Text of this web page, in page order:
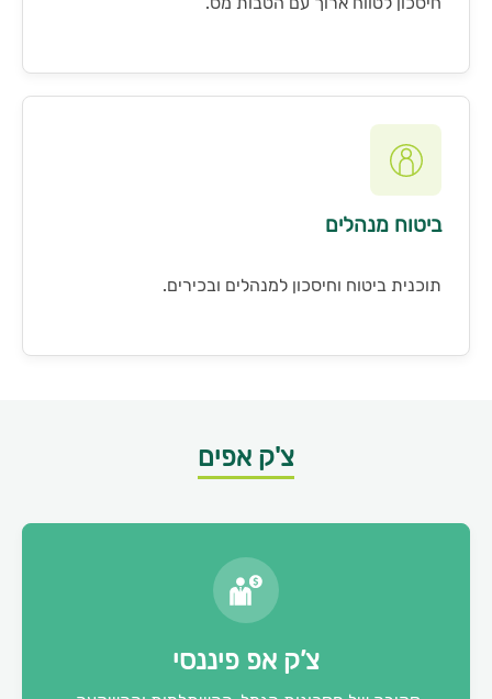
ביטוח מנהלים
תוכנית ביטוח וחיסכון למנהלים ובכירים.
צ'ק אפים
צ’ק אפ פיננסי